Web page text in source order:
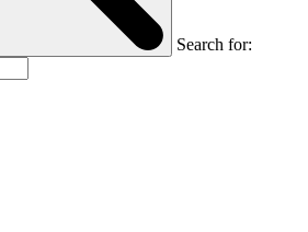
Search for: